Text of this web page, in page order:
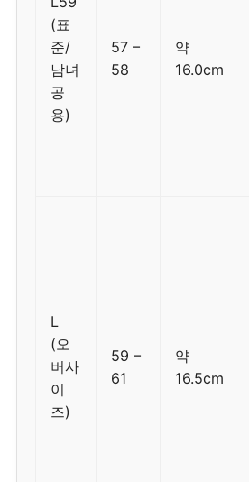
(표
준/
남녀
공
용)
57 –
58
약
16.0cm
L
(오
버사
이
즈)
59 –
61
약
16.5cm